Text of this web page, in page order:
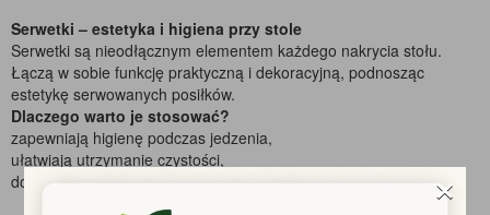
Serwetki – estetyka i higiena przy stole
Serwetki są nieodłącznym elementem każdego nakrycia stołu.
Łączą w sobie funkcję praktyczną i dekoracyjną, podnosząc
estetykę serwowanych posiłków.
Dlaczego warto je stosować?
zapewniają higienę podczas jedzenia,
ułatwiają utrzymanie czystości,
dopełniają aranżację stołu.
×